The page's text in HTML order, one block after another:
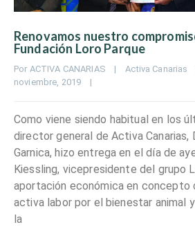
Renovamos nuestro
Fundación Loro Parque
Por ACTIVA CANARIAS | Activa Canarias
noviembre, 2019 |
Como viene siendo habitual en los
director general de Activa Canarias,
Garnica, hizo entrega en el día de
Kiessling, vicepresidente del grupo
aportación económica en concepto
activa labor por el bienestar animal
la